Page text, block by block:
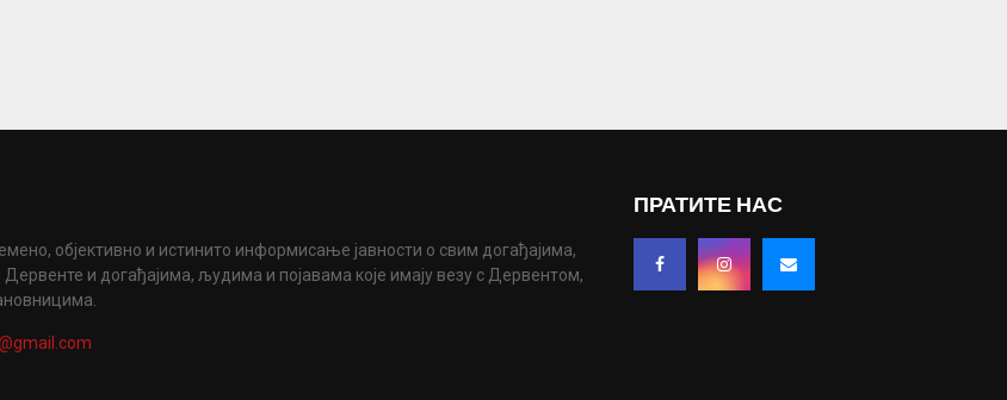
објективно и истинито информисање јавности о свим догађајима,
и догађајима, људима и појавама које имају везу с Дервентом,
ПРАТИТЕ НАС